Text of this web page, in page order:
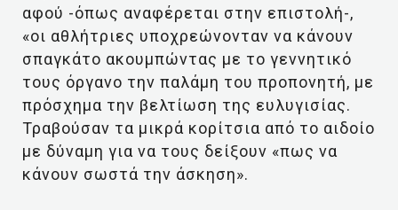
αφού -όπως αναφέρεται στην επιστολή-,
«οι αθλήτριες υποχρεώνονταν να κάνουν
σπαγκάτο ακουμπώντας με το γεννητικό
τους όργανο την παλάμη του προπονητή, με
πρόσχημα την βελτίωση της ευλυγισίας.
Τραβούσαν τα μικρά κορίτσια από το αιδοίο
με δύναμη για να τους δείξουν «πως να
κάνουν σωστά την άσκηση».